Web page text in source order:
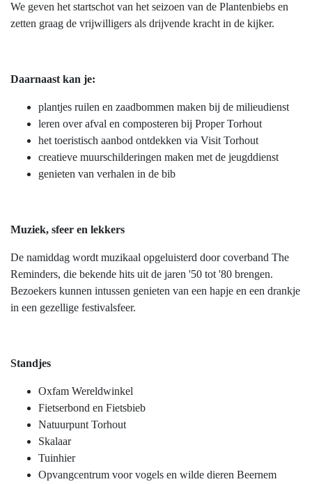
We geven het startschot van het seizoen van de Plantenbiebs en
zetten graag de vrijwilligers als drijvende kracht in de kijker.
Daarnaast kan je:
plantjes ruilen en zaadbommen maken bij de milieudienst
leren over afval en composteren bij Proper Torhout
het toeristisch aanbod ontdekken via Visit Torhout
creatieve muurschilderingen maken met de jeugddienst
genieten van verhalen in de bib
Muziek, sfeer en lekkers
De namiddag wordt muzikaal opgeluisterd door coverband The
Reminders, die bekende hits uit de jaren '50 tot '80 brengen.
Bezoekers kunnen intussen genieten van een hapje en een drankje
in een gezellige festivalsfeer.
Standjes
Oxfam Wereldwinkel
Fietserbond en Fietsbieb
Natuurpunt Torhout
Skalaar
Tuinhier
Opvangcentrum voor vogels en wilde dieren Beernem